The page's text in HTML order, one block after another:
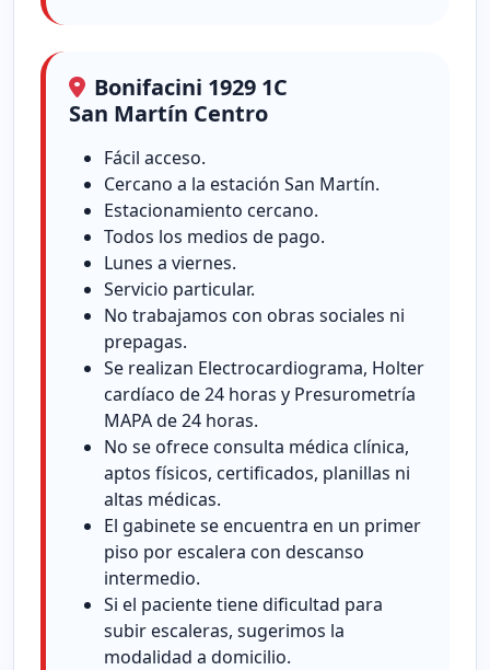
Bonifacini 1929 1C
San Martín Centro
Fácil acceso.
Cercano a la estación San Martín.
Estacionamiento cercano.
Todos los medios de pago.
Lunes a viernes.
Servicio particular.
No trabajamos con obras sociales ni
prepagas.
Se realizan Electrocardiograma, Holter
cardíaco de 24 horas y Presurometría
MAPA de 24 horas.
No se ofrece consulta médica clínica,
aptos físicos, certificados, planillas ni
altas médicas.
El gabinete se encuentra en un primer
piso por escalera con descanso
intermedio.
Si el paciente tiene dificultad para
subir escaleras, sugerimos la
modalidad a domicilio.